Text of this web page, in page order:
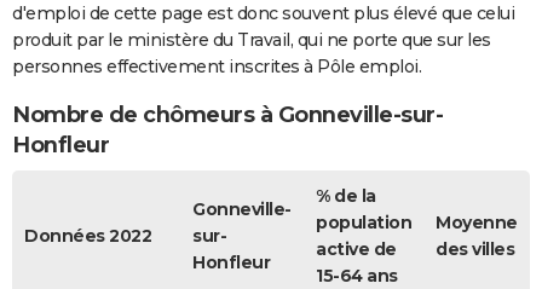
d'emploi de cette page est donc souvent plus élevé que celui
produit par le ministère du Travail, qui ne porte que sur les
personnes effectivement inscrites à Pôle emploi.
Nombre de chômeurs à Gonneville-sur-
Honfleur
Données 2022
Gonneville-
sur-
Honfleur
% de la
population
active de
15-64 ans
Moyenne
des villes